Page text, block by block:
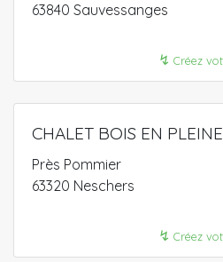
63840 Sauvessanges
↯ Créez
CHALET BOIS EN
Près Pommier
63320 Neschers
↯ Créez